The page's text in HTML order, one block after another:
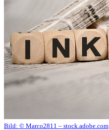
Bild: © Marco2811 – stock.adobe.com